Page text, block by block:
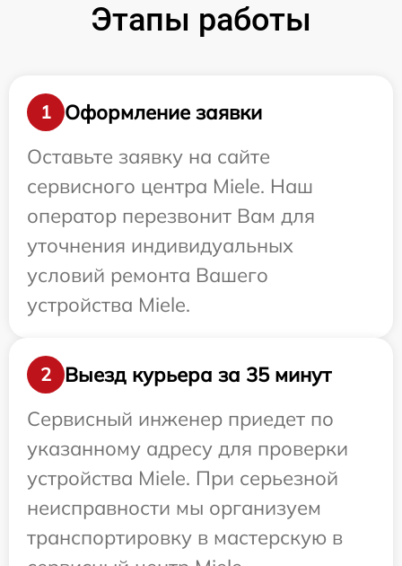
Этапы работы
1
Оформление заявки
Оставьте заявку на сайте
сервисного центра Miele. Наш
оператор перезвонит Вам для
уточнения индивидуальных
условий ремонта Вашего
устройства Miele.
2
Выезд курьера за 35 минут
Сервисный инженер приедет по
указанному адресу для проверки
устройства Miele. При серьезной
неисправности мы организуем
транспортировку в мастерскую в